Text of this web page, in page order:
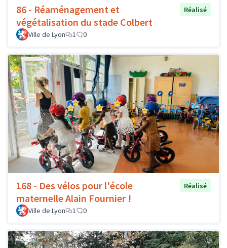
86 - Réaménagement et
végétalisation du stade Colbert
Réalisé
Ville de Lyon 1 0
168 - Des vélos pour l'école
maternelle Alain Fournier !
Réalisé
Ville de Lyon 1 0